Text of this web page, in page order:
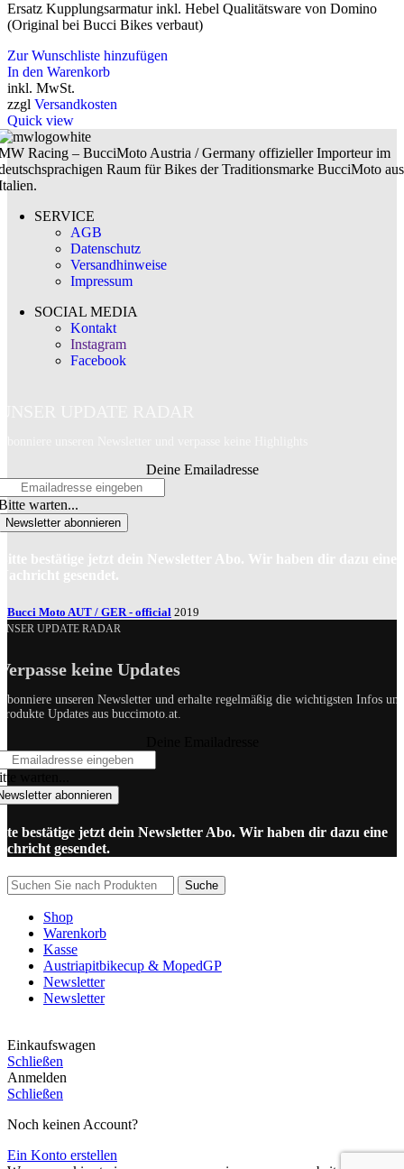
Ersatz Kupplungsarmatur inkl. Hebel Qualitätsware von Domino
(Original bei Bucci Bikes verbaut)
Zur Wunschliste hinzufügen
In den Warenkorb
inkl. MwSt.
zzgl Versandkosten
Quick view
Racing – BucciMoto Austria / Germany offizieller Importeur im
Raum für Bikes der Traditionsmarke BucciMoto aus
SERVICE
AGB
Datenschutz
Versandhinweise
Impressum
SOCIAL MEDIA
Kontakt
Instagram
Facebook
Deine Emailadresse
warten...
Newsletter abonnieren
bestätige jetzt dein Newsletter Abo. Wir haben dir dazu eine
gesendet.
Bucci Moto AUT / GER - official 2019
UPDATE RADAR
keine Updates
unseren Newsletter und erhalte regelmäßig die wichtigsten Infos und
Updates aus buccimoto.at.
warten...
abonnieren
bestätige jetzt dein Newsletter Abo. Wir haben dir dazu eine
gesendet.
Suche
Shop
Warenkorb
Kasse
Austriapitbikecup & MopedGP
Newsletter
Newsletter
Einkaufswagen
Schließen
Anmelden
Schließen
Noch keinen Account?
Ein Konto erstellen